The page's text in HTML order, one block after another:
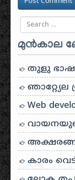
Search for
മുൻകാല
തുളു ഭാഷ
ഞാറ്റ്യേല
Web
കാരം